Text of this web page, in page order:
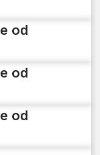
od
od
od